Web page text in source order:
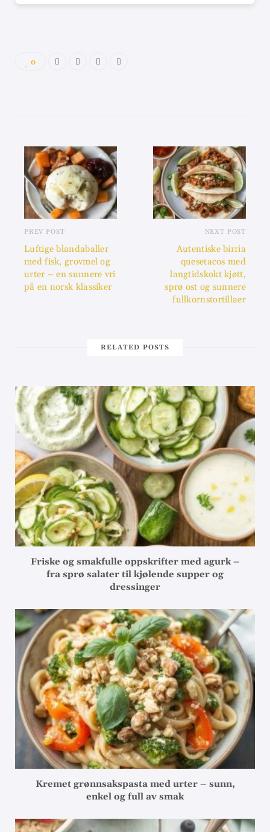
0
PREV POST
Luftige blandaballer
med fisk, grovmel og
urter – en sunnere vri
på en norsk klassiker
NEXT POST
Autentiske birria
quesetacos med
langtidskokt kjøtt,
sprø ost og sunnere
fullkornstortillaer
RELATED POSTS
Friske og smakfulle oppskrifter med agurk –
fra sprø salater til kjølende supper og
dressinger
Kremet grønnsakspasta med urter – sunn,
enkel og full av smak